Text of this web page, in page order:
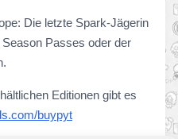
Die letzte Spark-Jägerin
Passes oder der
Editionen gibt es
buypyt